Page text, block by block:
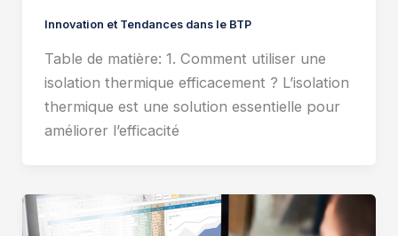
Innovation et Tendances dans le BTP
Table de matière: 1. Comment utiliser une
isolation thermique efficacement ? L’isolation
thermique est une solution essentielle pour
améliorer l’efficacité